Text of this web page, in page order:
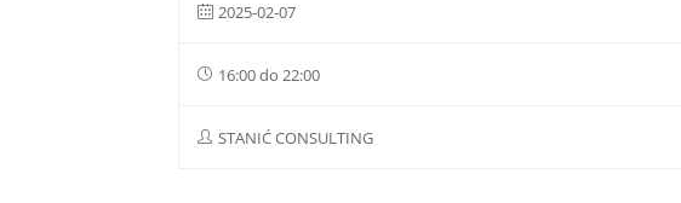
2025-02-07
16:00 do 22:00
STANIĆ CONSULTING